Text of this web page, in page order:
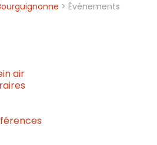
> Événements
air